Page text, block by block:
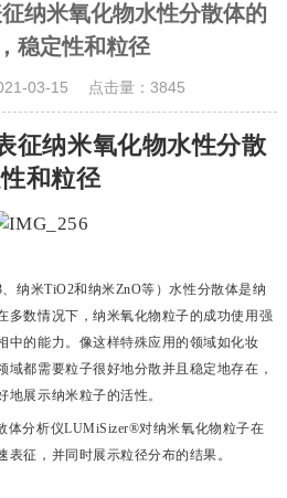
纳米氧化物水性分散体的
稳定性和粒径
03-15 点击量： 3845
征纳米氧化物水性分散
和粒径
、纳米TiO2和纳米ZnO等）水性分散体是纳
多数情况下，纳米氧化物粒子的成功使用强
中的能力。像这样特殊应用的领域如化妆
域都需要粒子很好地分散并且稳定地存在，
展示纳米粒子的活性。
体分析仪LUMiSizer®对纳米氧化物粒子在
征，并同时展示粒径分布的结果。